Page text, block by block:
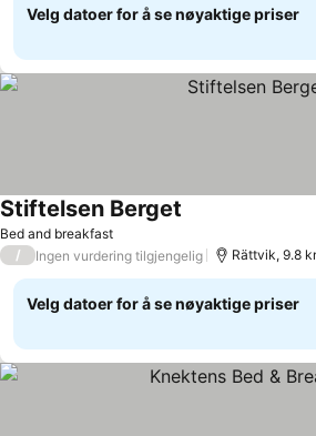
Velg datoer for å se nøyaktige priser
Bed and breakfast
Stiftelsen Berget
/ Ingen vurdering tilgjengelig Rättvik, 9.8
Velg datoer for å se nøyaktige priser